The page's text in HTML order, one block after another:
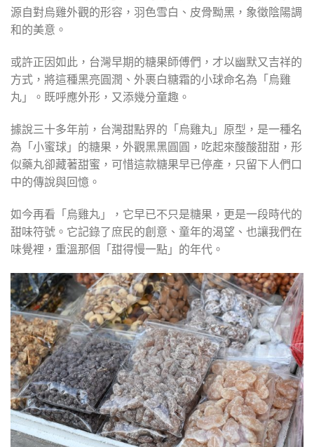
源自對烏雞外觀的形容，羽色雪白、皮骨黝黑，象徵陰陽調
和的美意。
或許正因如此，台灣早期的糖果師傅們，才以幽默又吉祥的
方式，將這種黑亮圓潤、外裹白糖霜的小球命名為「烏雞
丸」。既呼應外形，又添幾分童趣。
據說三十多年前，台灣甜點界的「烏雞丸」原型，是一種名
為「小蜜球」的糖果，外觀黑黑圓圓，吃起來酸酸甜甜，形
似藥丸卻藏著甜蜜，可惜這款糖果早已停產，只留下人們口
中的傳說與回憶。
如今再看「烏雞丸」，它早已不只是糖果，更是一段時代的
甜味符號。它記錄了庶民的創意、童年的渴望、也讓我們在
味覺裡，重溫那個「甜得慢一點」的年代。